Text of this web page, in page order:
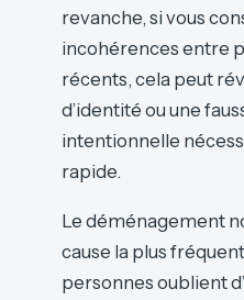
revanche, si vous
incohérences entre
récents, cela peut
d’identité ou une
intentionnelle
rapide.
Le déménagement
cause la plus
personnes oublient